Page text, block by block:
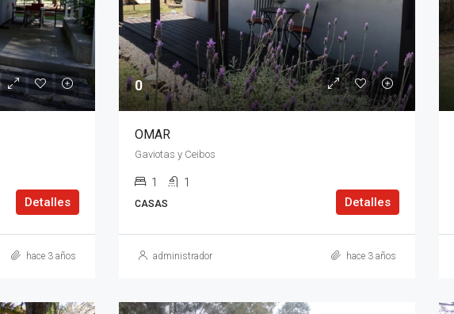
Detalles
hace 3 años
0
OMAR
Gaviotas y Ceibos
1 1
CASAS Detalles
administrador hace 3 años